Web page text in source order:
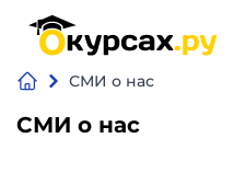
СМИ о нас
СМИ о нас
Нейросеть